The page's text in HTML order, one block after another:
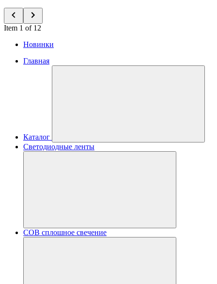
Item 1 of 12
Новинки
Главная
Каталог
Светодиодные ленты
COB сплошное свечение